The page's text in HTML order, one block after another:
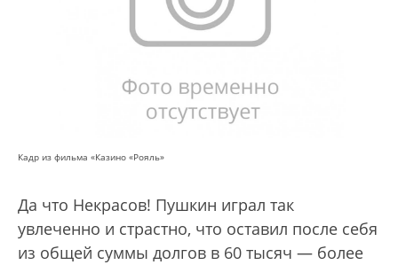
Кадр из фильма «Казино «Рояль»
Да что Некрасов! Пушкин играл так
увлеченно и страстно, что оставил после себя
из общей суммы долгов в 60 тысяч — более